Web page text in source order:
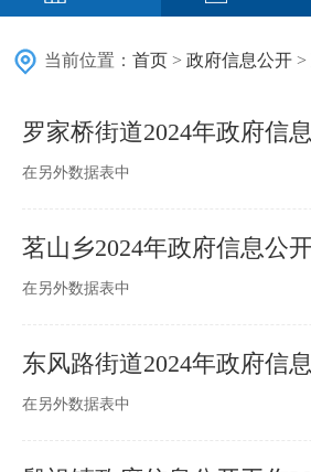
当前位置： 首页 > 政府信息公开 >
罗家桥街道2024年政府信
在另外数据表中
茗山乡2024年政府信息公
在另外数据表中
东风路街道2024年政府信
在另外数据表中